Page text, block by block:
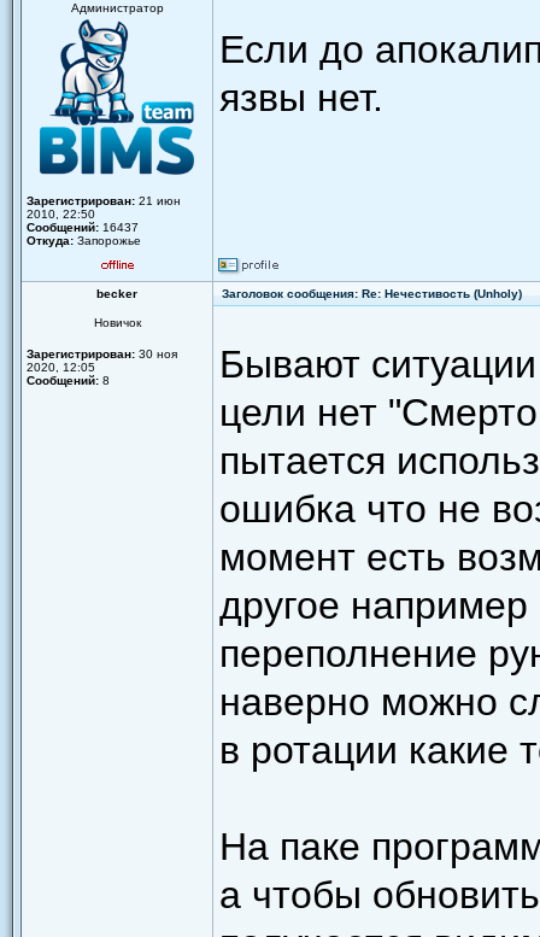
Администратор
Зарегистрирован: 21 июн
2010, 22:50
Сообщений: 16437
Откуда: Запорожье
Если до
язвы нет.
becker Заголовок сообщения: Re: Нечестивость (Unholy)
Новичок
Зарегистрирован: 30 ноя
2020, 12:05
Сообщений: 8
Бывают
цели нет
пытается
ошибка что не
момент есть
другое
переполнение
наверно можно
в ротации какие
На паке
а чтобы